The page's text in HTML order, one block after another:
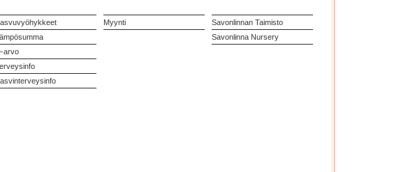
arvo
Myynti
Savonlinnan Taimisto
Savonlinna Nursery